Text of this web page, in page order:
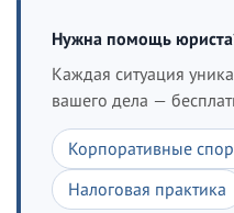
Нужна помощь
Каждая ситуация
вашего дела —
Корпоративные
Налоговая практика